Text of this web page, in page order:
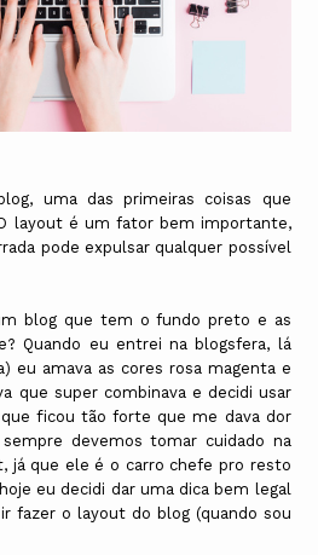
uma das primeiras coisas que
layout é um fator bem importante,
pode expulsar qualquer possível
blog que tem o fundo preto e as
Quando eu entrei na blogsfera, lá
eu amava as cores rosa magenta e
que super combinava e decidi usar
ficou tão forte que me dava dor
devemos tomar cuidado na
já que ele é o carro chefe pro resto
eu decidi dar uma dica bem legal
fazer o layout do blog (quando sou